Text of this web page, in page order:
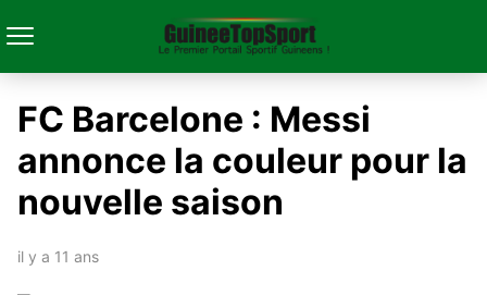
FC Barcelone : Messi
annonce la couleur pour la
nouvelle saison
il y a 11 ans